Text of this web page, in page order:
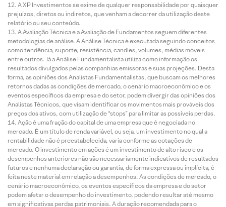
A XP Investimentos se exime de qualquer responsabilidade por quaisquer
prejuízos, diretos ou indiretos, que venham a decorrer da utilização deste
relatório ou seu conteúdo.
A Avaliação Técnica e a Avaliação de Fundamentos seguem diferentes
metodologias de análise. A Análise Técnica é executada seguindo conceitos
como tendência, suporte, resistência, candles, volumes, médias móveis
entre outros. Já a Análise Fundamentalista utiliza como informação os
resultados divulgados pelas companhias emissoras e suas projeções. Desta
forma, as opiniões dos Analistas Fundamentalistas, que buscam os melhores
retornos dadas as condições de mercado, o cenário macroeconômico e os
eventos específicos da empresa e do setor, podem divergir das opiniões dos
Analistas Técnicos, que visam identificar os movimentos mais prováveis dos
preços dos ativos, com utilização de “stops” para limitar as possíveis perdas.
Ação é uma fração do capital de uma empresa que é negociada no
mercado. É um título de renda variável, ou seja, um investimento no qual a
rentabilidade não é preestabelecida, varia conforme as cotações de
mercado. O investimento em ações é um investimento de alto risco e os
desempenhos anteriores não são necessariamente indicativos de resultados
futuros e nenhuma declaração ou garantia, de forma expressa ou implícita, é
feita neste material em relação a desempenhos. As condições de mercado, o
cenário macroeconômico, os eventos específicos da empresa e do setor
podem afetar o desempenho do investimento, podendo resultar até mesmo
em significativas perdas patrimoniais. A duração recomendada para o